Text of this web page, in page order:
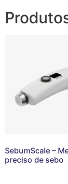
SebumScale –
preciso de sebo